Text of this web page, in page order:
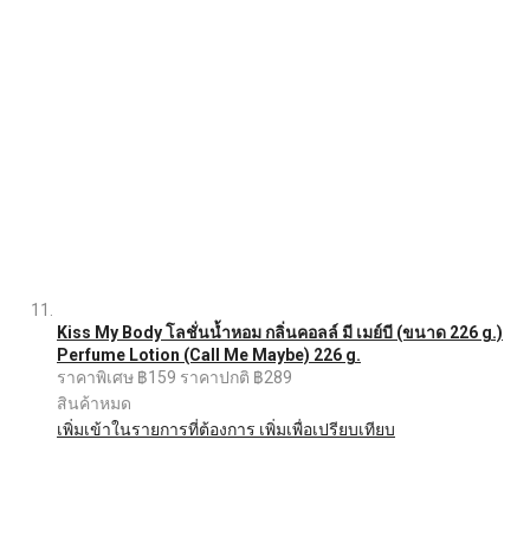
Kiss My Body โลชั่นน้ำหอม กลิ่นคอลล์ มี เมย์บี (ขนาด 226 g.)
Perfume Lotion (Call Me Maybe) 226 g.
ราคาพิเศษ ฿159 ราคาปกติ ฿289
สินค้าหมด
เพิ่มเข้าในรายการที่ต้องการ เพิ่มเพื่อเปรียบเทียบ